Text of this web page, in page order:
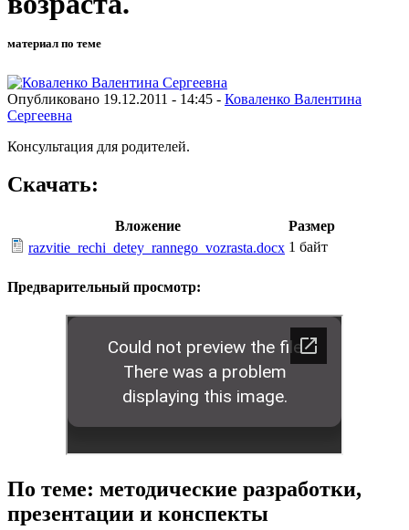
материал по теме
Опубликовано 19.12.2011 - 14:45 - Коваленко Валентина
Сергеевна
Консультация для родителей.
Скачать:
Вложение
Размер
razvitie_rechi_detey_rannego_vozrasta.docx 1 байт
Предварительный просмотр:
По теме: методические разработки,
презентации и конспекты